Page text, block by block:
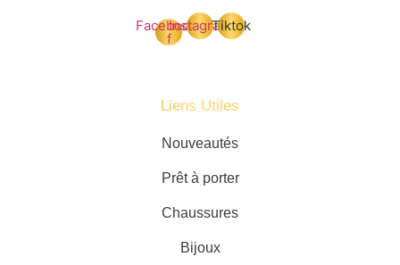
Facebook-
f
InstagramTiktok
Liens Utiles
Nouveautés
Prêt à porter
Chaussures
Bijoux